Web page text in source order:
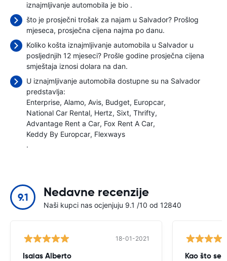
iznajmljivanje automobila je bio .
što je prosječni trošak za najam u Salvador? Prošlog
mjeseca, prosječna cijena najma po danu.
Koliko košta iznajmljivanje automobila u Salvador u
posljednjih 12 mjeseci? Prošle godine prosječna cijena
smještaja iznosi dolara na dan.
U iznajmljivanje automobila dostupne su na Salvador
predstavlja:
Enterprise Alamo Avis Budget Europcar
National Car Rental Hertz Sixt Thrifty
Advantage Rent a Car Fox Rent A Car
Keddy By Europcar Flexways
.
9.1 Nedavne recenzije
Naši kupci nas ocjenjuju 9.1 /10 od 12840
18-01-2021
Isaias Alberto Kao što se